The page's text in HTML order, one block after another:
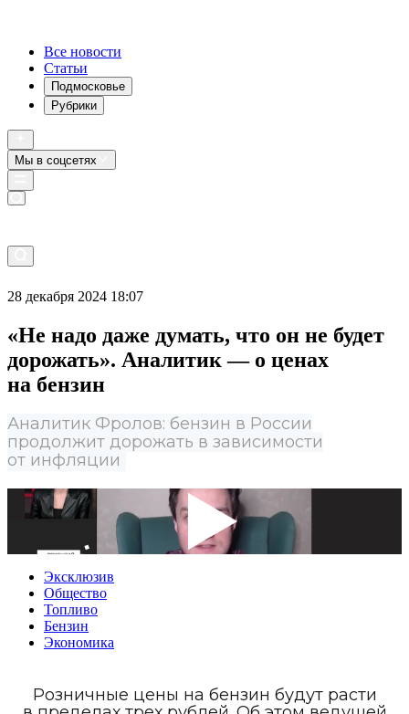
Все новости
Статьи
Подмосковье
Рубрики
Мы в соцсетях
28 декабря 2024 18:07
«Не надо даже думать, что он не будет
дорожать». Аналитик — о ценах
на бензин
Аналитик Фролов: бензин в России
продолжит дорожать в зависимости
от инфляции
Эксклюзив
Общество
Топливо
Бензин
Экономика
Розничные цены на бензин будут расти